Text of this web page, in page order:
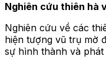
Nghiên cứu thiên hà
Nghiên cứu về các
hiện tượng vũ trụ mờ
sự hình thành và